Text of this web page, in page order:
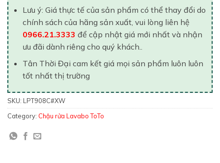
Lưu ý: Giá thực tế của sản phẩm có thể thay đổi do
chính sách của hãng sản xuất, vui lòng liên hệ
0966.21.3333 để cập nhật giá mới nhất và nhận
ưu đãi dành riêng cho quý khách..
Tân Thời Đại cam kết giá mọi sản phẩm luôn luôn
tốt nhất thị trường
SKU: LPT908C#XW
Category: Chậu rửa Lavabo ToTo